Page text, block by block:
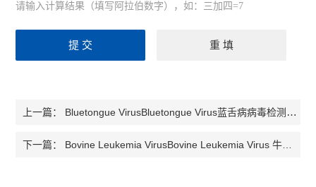
请输入计算结果（填写阿拉伯数字），如：三加四=7
上一篇： Bluetongue VirusBluetongue Virus蓝舌病病毒检测试剂盒
下一篇： Bovine Leukemia VirusBovine Leukemia Virus 牛白血病病毒检测试剂盒